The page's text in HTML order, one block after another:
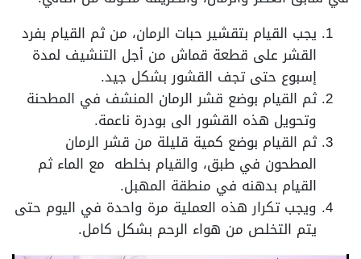
يجب القيام بتقشير حبات الرمان، من ثم القيام بفرد
القشر على قطعة قماش من أجل التنشيف لمدة
إسبوع حتى تجف القشور بشكل جيد.
ثم القيام بوضع قشر الرمان المنشف في المطحنة
وتحويل هذه القشور الى بودرة ناعمة.
ثم القيام بوضع كمية قليلة من قشر الرمان
المطحون في طبق، والقيام بخلطه مع الماء ثم
القيام بدهنه في منطقة المهبل.
ويجب تكرار هذه العملية مرة واحدة في اليوم حتى
يتم التخلص من هواء الرحم بشكل كامل.